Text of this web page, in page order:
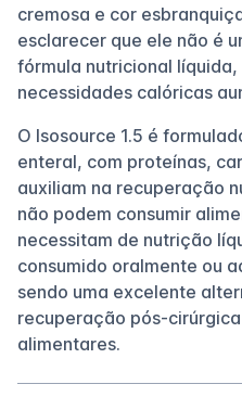
cremosa e cor
esclarecer que ele não é
fórmula nutricional
necessidades calóricas
O Isosource 1.5 é
enteral, com proteínas,
auxiliam na recuperação
não podem consumir
necessitam de nutrição
consumido oralmente ou
sendo uma excelente
recuperação pós-
alimentares.